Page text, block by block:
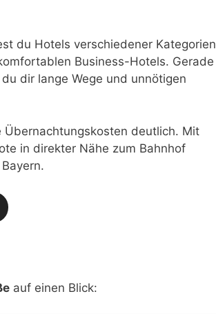
du Hotels verschiedener Kategorien
Business-Hotels. Gerade
dir lange Wege und unnötigen
Übernachtungskosten deutlich. Mit
in direkter Nähe zum Bahnhof
auf einen Blick: